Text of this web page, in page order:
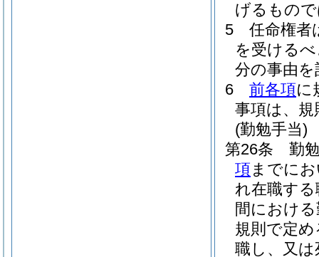
げるもの
5
任命権者
を受ける
分の事由
6
前各項に
事項は、
(勤勉手当)
第26条
勤
項 までに
れ在職す
間におけ
規則で定
職し、又